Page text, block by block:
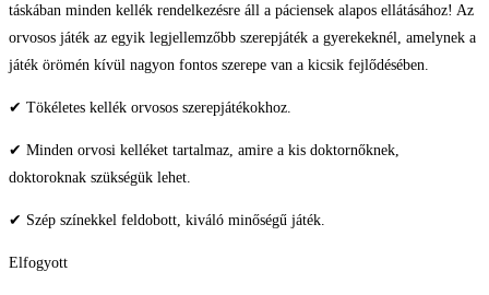
táskában minden kellék rendelkezésre áll a páciensek alapos ellátásához! Az
orvosos játék az egyik legjellemzőbb szerepjáték a gyerekeknél, amelynek a
játék örömén kívül nagyon fontos szerepe van a kicsik fejlődésében.
✔ Tökéletes kellék orvosos szerepjátékokhoz.
✔ Minden orvosi kelléket tartalmaz, amire a kis doktornőknek,
doktoroknak szükségük lehet.
✔ Szép színekkel feldobott, kiváló minőségű játék.
Elfogyott